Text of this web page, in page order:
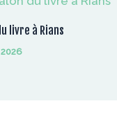
livre à Rians